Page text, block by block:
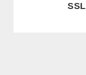
SSL